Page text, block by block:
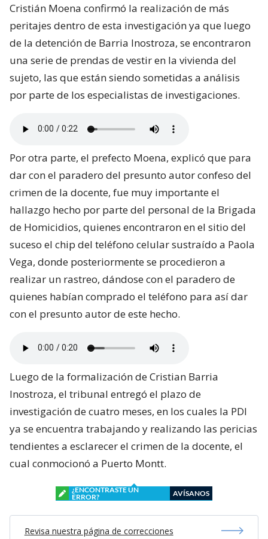
Cristián Moena confirmó la realización de más
peritajes dentro de esta investigación ya que luego
de la detención de Barria Inostroza, se encontraron
una serie de prendas de vestir en la vivienda del
sujeto, las que están siendo sometidas a análisis
por parte de los especialistas de investigaciones.
Por otra parte, el prefecto Moena, explicó que para
dar con el paradero del presunto autor confeso del
crimen de la docente, fue muy importante el
hallazgo hecho por parte del personal de la Brigada
de Homicidios, quienes encontraron en el sitio del
suceso el chip del teléfono celular sustraído a Paola
Vega, donde posteriormente se procedieron a
realizar un rastreo, dándose con el paradero de
quienes habían comprado el teléfono para así dar
con el presunto autor de este hecho.
Luego de la formalización de Cristian Barria
Inostroza, el tribunal entregó el plazo de
investigación de cuatro meses, en los cuales la PDI
ya se encuentra trabajando y realizando las pericias
tendientes a esclarecer el crimen de la docente, el
cual conmocionó a Puerto Montt.
¿ENCONTRASTE UN
ERROR?
AVÍSANOS
Revisa nuestra página de correcciones